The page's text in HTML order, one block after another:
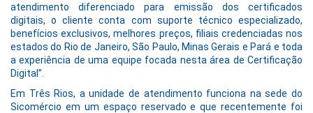
atendimento diferenciado para emissão dos certificados
digitais, o cliente conta com suporte técnico especializado,
benefícios exclusivos, melhores preços, filiais credenciadas nos
estados do Rio de Janeiro, São Paulo, Minas Gerais e Pará e toda
a experiência de uma equipe focada nesta área de Certificação
Digital”.
Em Três Rios, a unidade de atendimento funciona na sede do
Sicomércio em um espaço reservado e que recentemente foi